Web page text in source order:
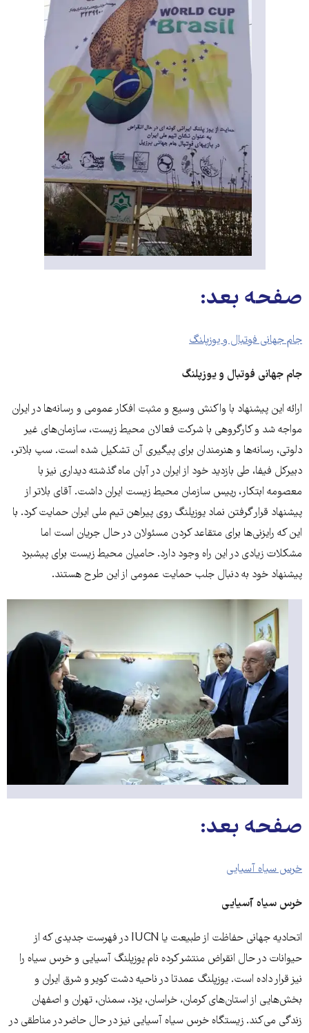
صفحه بعد:
جام جهانی فوتبال و یوزپلنگ
جام جهانی فوتبال و یوزپلنگ
ارائه این پیشنهاد با واکنش وسیع و مثبت افکار عمومی و رسانه‌ها در ایران
مواجه شد و کارگروهی با شرکت فعالان محیط زیست، سازمان‌های غیر
دلوتی، رسانه‌ها و هنرمندان برای پیگیری آن تشکیل شده است. سپ بلاتر،
دبیرکل فیفا، طی بازدید خود از ایران در آبان ماه گذشته دیداری نیز با
معصومه ابتکار، رییس سازمان محیط زیست ایران داشت. آقای بلاتر از
پیشنهاد قرار گرفتن نماد یوزپلنگ روی پیراهن تیم ملی ایران حمایت کرد. با
این که رایزنی‌ها برای متقاعد کردن مسئولان در حال جریان است اما
مشکلات زیادی در این راه وجود دارد. حامیان محیط زیست برای پیشبرد
پیشنهاد خود به دنبال جلب حمایت عمومی از این طرح هستند.
صفحه بعد:
خرس سیاه آسیایی
خرس سیاه آسیایی
اتحادیه جهانی حفاظت از طبیعت یا IUCN در فهرست جدیدی که از
حیوانات در حال انقراض منتشر کرده نام یوزپلنگ آسیایی و خرس سیاه را
نیز قرار داده است. یوزپلنگ عمدتا در ناحیه دشت کویر و شرق ایران و
بخش‌هایی از استان‌های کرمان، خراسان، یزد، سمنان، تهران و اصفهان
زندگی می‌کند. زیستگاه خرس سیاه آسیایی نیز در حال حاضر در مناطقی در